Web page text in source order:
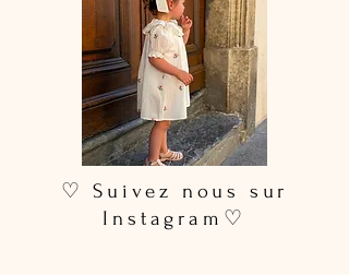
♡ Suivez nous sur
Instagram♡